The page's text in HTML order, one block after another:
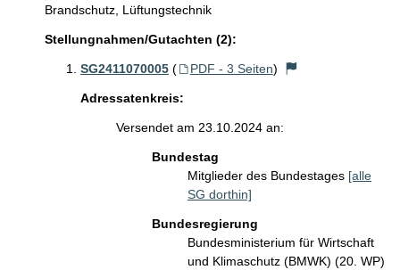
Brandschutz, Lüftungstechnik
Stellungnahmen/Gutachten (2):
SG2411070005 ( PDF - 3 Seiten)
Adressatenkreis:
Versendet am 23.10.2024 an:
Bundestag
Mitglieder des Bundestages [alle
SG dorthin]
Bundesregierung
Bundesministerium für Wirtschaft
und Klimaschutz (BMWK) (20. WP)